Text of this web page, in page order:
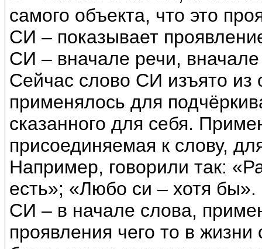
самого объекта, что это
СИ – показывает
СИ – вначале речи,
Сейчас слово СИ изъято
применялось для
сказанного для себя.
присоединяемая к слову,
Например, говорили так:
есть»; «Любо си – хотя бы».
СИ – в начале слова,
проявления чего то в